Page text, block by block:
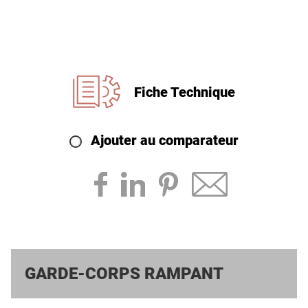
Fiche Technique
Ajouter au comparateur
GARDE-CORPS RAMPANT